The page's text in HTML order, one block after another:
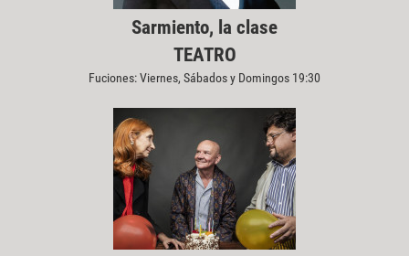
Sarmiento, la clase
TEATRO
Fuciones: Viernes, Sábados y Domingos 19:30